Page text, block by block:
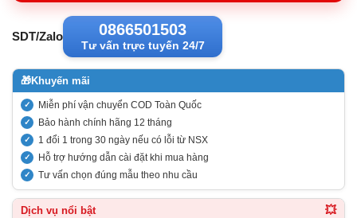
SDT/Zalo 0866501503
Tư vấn trực tuyến 24/7
🎁Khuyến mãi
Miễn phí vận chuyển COD Toàn Quốc
Bảo hành chính hãng 12 tháng
1 đổi 1 trong 30 ngày nếu có lỗi từ NSX
Hỗ trợ hướng dẫn cài đặt khi mua hàng
Tư vấn chọn đúng mẫu theo nhu cầu
Dịch vụ nổi bật 💥